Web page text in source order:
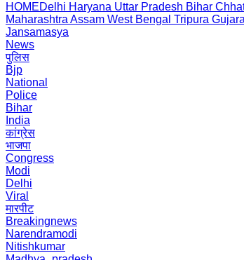
HOMEDelhi Haryana Uttar Pradesh Bihar
Maharashtra Assam West Bengal Tripura
Jansamasya
News
पुलिस
Bjp
National
Police
Bihar
India
कांग्रेस
भाजपा
Congress
Modi
Delhi
Viral
मारपीट
Breakingnews
Narendramodi
Nitishkumar